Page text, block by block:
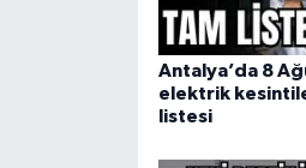
Antalya’da 8
elektrik
listesi